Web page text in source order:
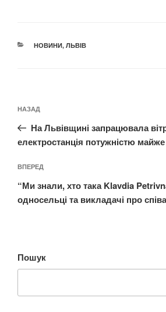
КАТЕГОРІЇ
НОВИНИ, ЛЬВІВ
записів
Попередній
запис:
НАЗАД
На Львівщині запрацювала
електростанція потужністю
Наступний
запис
ВПЕРЕД
“Ми знали, хто така Klavdia
односельці та викладачі про
Пошук